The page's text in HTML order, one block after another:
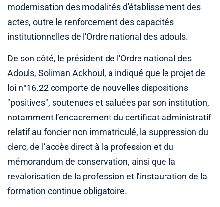
modernisation des modalités d'établissement des
actes, outre le renforcement des capacités
institutionnelles de l'Ordre national des adouls.
De son côté, le président de l'Ordre national des
Adouls, Soliman Adkhoul, a indiqué que le projet de
loi n°16.22 comporte de nouvelles dispositions
"positives", soutenues et saluées par son institution,
notamment l’encadrement du certificat administratif
relatif au foncier non immatriculé, la suppression du
clerc, de l’accès direct à la profession et du
mémorandum de conservation, ainsi que la
revalorisation de la profession et l’instauration de la
formation continue obligatoire.